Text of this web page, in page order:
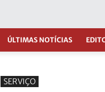
ÚLTIMAS NOTÍCIAS
SERVIÇO